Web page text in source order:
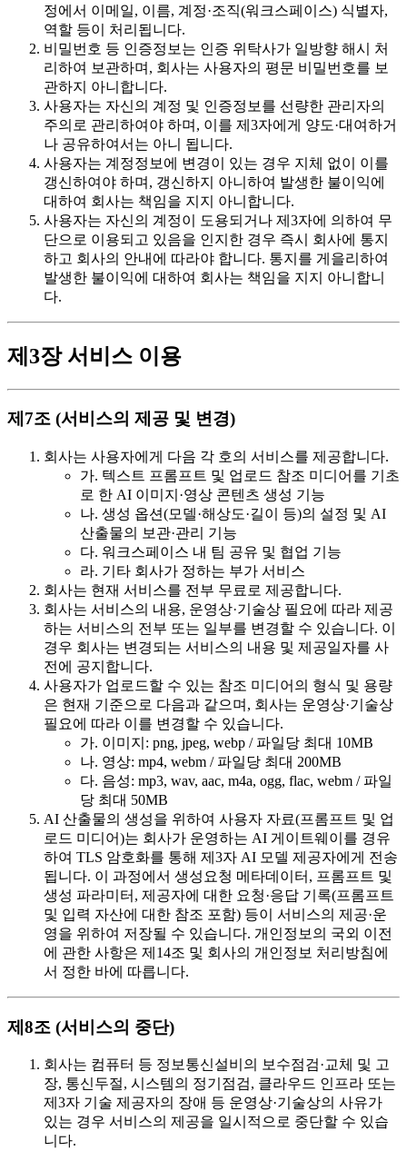
정에서 이메일, 이름, 계정·조직(워크스페이스) 식별자,
역할 등이 처리됩니다.
비밀번호 등 인증정보는 인증 위탁사가 일방향 해시 처
리하여 보관하며, 회사는 사용자의 평문 비밀번호를 보
관하지 아니합니다.
사용자는 자신의 계정 및 인증정보를 선량한 관리자의
주의로 관리하여야 하며, 이를 제3자에게 양도·대여하거
나 공유하여서는 아니 됩니다.
사용자는 계정정보에 변경이 있는 경우 지체 없이 이를
갱신하여야 하며, 갱신하지 아니하여 발생한 불이익에
대하여 회사는 책임을 지지 아니합니다.
사용자는 자신의 계정이 도용되거나 제3자에 의하여 무
단으로 이용되고 있음을 인지한 경우 즉시 회사에 통지
하고 회사의 안내에 따라야 합니다. 통지를 게을리하여
발생한 불이익에 대하여 회사는 책임을 지지 아니합니
다.
제3장 서비스 이용
제7조 (서비스의 제공 및 변경)
회사는 사용자에게 다음 각 호의 서비스를 제공합니다.
가. 텍스트 프롬프트 및 업로드 참조 미디어를 기초
로 한 AI 이미지·영상 콘텐츠 생성 기능
나. 생성 옵션(모델·해상도·길이 등)의 설정 및 AI
산출물의 보관·관리 기능
다. 워크스페이스 내 팀 공유 및 협업 기능
라. 기타 회사가 정하는 부가 서비스
회사는 현재 서비스를 전부 무료로 제공합니다.
회사는 서비스의 내용, 운영상·기술상 필요에 따라 제공
하는 서비스의 전부 또는 일부를 변경할 수 있습니다. 이
경우 회사는 변경되는 서비스의 내용 및 제공일자를 사
전에 공지합니다.
사용자가 업로드할 수 있는 참조 미디어의 형식 및 용량
은 현재 기준으로 다음과 같으며, 회사는 운영상·기술상
필요에 따라 이를 변경할 수 있습니다.
가. 이미지: png, jpeg, webp / 파일당 최대 10MB
나. 영상: mp4, webm / 파일당 최대 200MB
다. 음성: mp3, wav, aac, m4a, ogg, flac, webm / 파일
당 최대 50MB
AI 산출물의 생성을 위하여 사용자 자료(프롬프트 및 업
로드 미디어)는 회사가 운영하는 AI 게이트웨이를 경유
하여 TLS 암호화를 통해 제3자 AI 모델 제공자에게 전송
됩니다. 이 과정에서 생성요청 메타데이터, 프롬프트 및
생성 파라미터, 제공자에 대한 요청·응답 기록(프롬프트
및 입력 자산에 대한 참조 포함) 등이 서비스의 제공·운
영을 위하여 저장될 수 있습니다. 개인정보의 국외 이전
에 관한 사항은 제14조 및 회사의 개인정보 처리방침에
서 정한 바에 따릅니다.
제8조 (서비스의 중단)
회사는 컴퓨터 등 정보통신설비의 보수점검·교체 및 고
장, 통신두절, 시스템의 정기점검, 클라우드 인프라 또는
제3자 기술 제공자의 장애 등 운영상·기술상의 사유가
있는 경우 서비스의 제공을 일시적으로 중단할 수 있습
니다.